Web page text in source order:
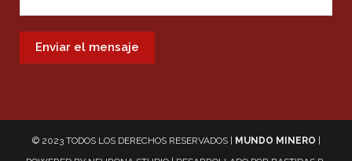
© 2023 TODOS LOS DERECHOS RESERVADOS | MUNDO MINERO